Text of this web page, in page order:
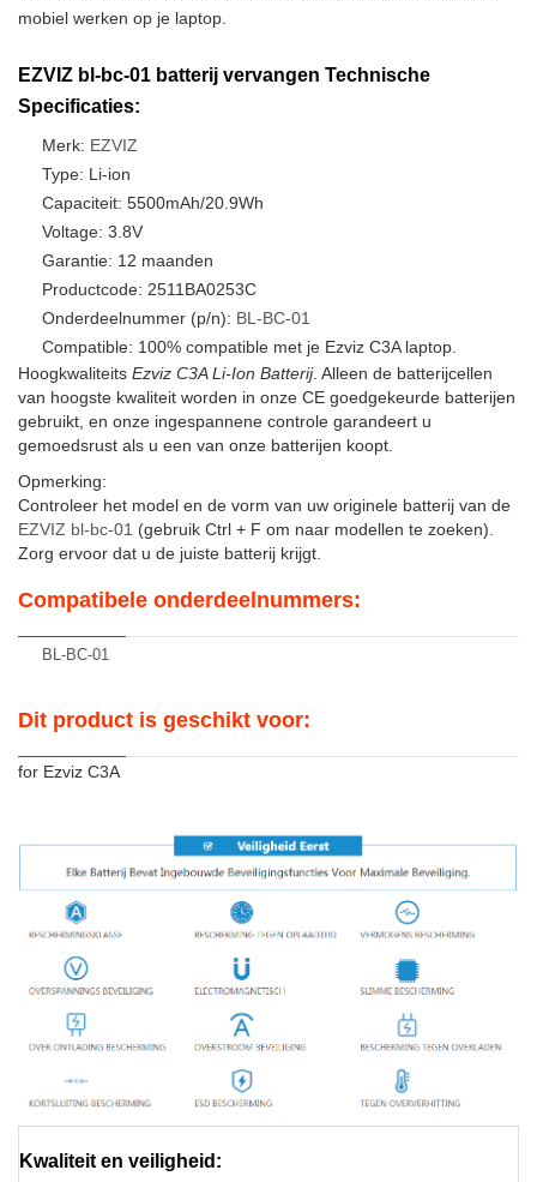
mobiel werken op je laptop.
EZVIZ bl-bc-01 batterij vervangen Technische
Specificaties:
Merk: EZVIZ
Type: Li-ion
Capaciteit: 5500mAh/20.9Wh
Voltage: 3.8V
Garantie: 12 maanden
Productcode: 2511BA0253C
Onderdeelnummer (p/n): BL-BC-01
Compatible: 100% compatible met je Ezviz C3A laptop.
Hoogkwaliteits Ezviz C3A Li-Ion Batterij. Alleen de batterijcellen
van hoogste kwaliteit worden in onze CE goedgekeurde batterijen
gebruikt, en onze ingespannene controle garandeert u
gemoedsrust als u een van onze batterijen koopt.
Opmerking:
Controleer het model en de vorm van uw originele batterij van de
EZVIZ bl-bc-01 (gebruik Ctrl + F om naar modellen te zoeken).
Zorg ervoor dat u de juiste batterij krijgt.
Compatibele onderdeelnummers:
BL-BC-01
Dit product is geschikt voor:
for Ezviz C3A
Kwaliteit en veiligheid: